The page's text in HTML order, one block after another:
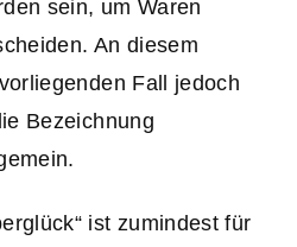
sein, um Waren
An diesem
Fall jedoch
Bezeichnung
ist zumindest für